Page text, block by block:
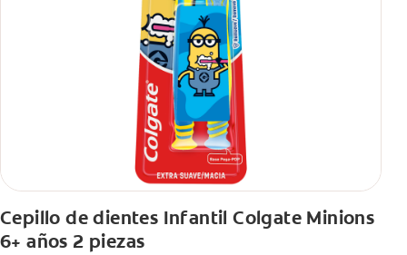
Cepillo de dientes Infantil Colgate Minions
6+ años 2 piezas